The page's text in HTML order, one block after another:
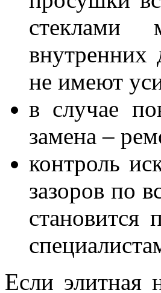
стеклами
внутренних
не имеют
в случае
замена –
контроль
зазоров по
становится
Если элитная